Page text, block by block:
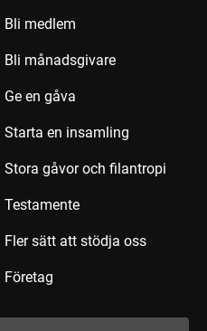
Bli medlem
Bli månadsgivare
Ge en gåva
Starta en insamling
Stora gåvor och filantropi
Testamente
Fler sätt att stödja oss
Företag